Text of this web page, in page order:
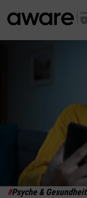
#Psyche & Gesundheit